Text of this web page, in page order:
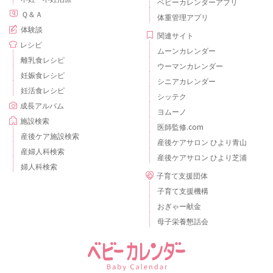
Ｑ＆Ａ
体験談
レシピ
離乳食レシピ
妊娠食レシピ
妊活食レシピ
成長アルバム
施設検索
産後ケア施設検索
産婦人科検索
婦人科検索
体重管理アプリ
関連サイト
ムーンカレンダー
ウーマンカレンダー
シニアカレンダー
シッテク
ヨムーノ
医師監修.com
産後ケアサロン ひより青山
産後ケアサロン ひより芝浦
子育て支援団体
子育て支援機構
おぎゃー献金
母子栄養懇話会